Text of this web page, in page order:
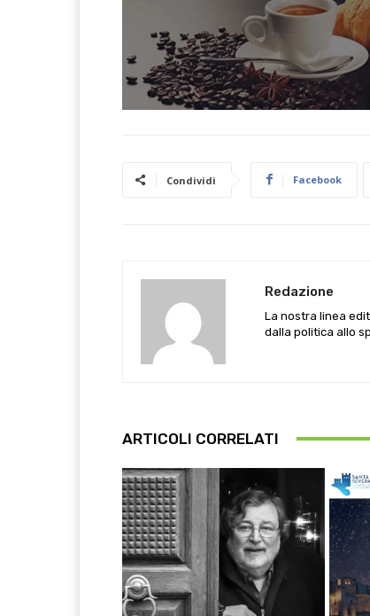
Condividi Facebook
Redazione
La nostra linea
dalla politica allo
ARTICOLI CORRELATI